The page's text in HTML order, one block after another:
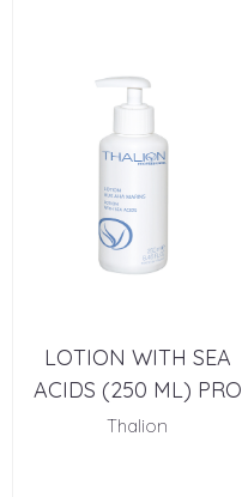
LOTION WITH SEA
ACIDS (250 ML) PRO
Thalion